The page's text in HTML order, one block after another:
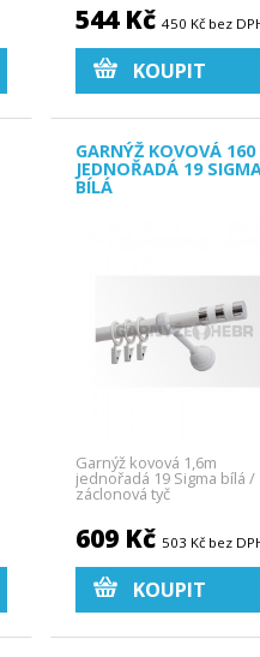
544 Kč 450 Kč bez
KOUPIT
GARNÝŽ KOVOVÁ 160
JEDNOŘADÁ 19
BÍLÁ
Garnýž kovová 1,6m
jednořadá 19 Sigma bílá /
záclonová tyč
609 Kč 503 Kč bez
KOUPIT